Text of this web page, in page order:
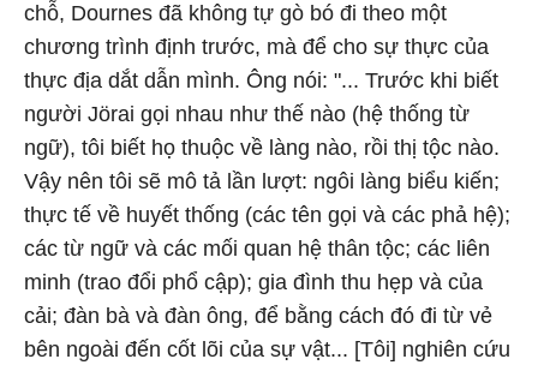
chỗ, Dournes đã không tự gò bó đi theo một
chương trình định trước, mà để cho sự thực của
thực địa dắt dẫn mình. Ông nói: "... Trước khi biết
người Jörai gọi nhau như thế nào (hệ thống từ
ngữ), tôi biết họ thuộc về làng nào, rồi thị tộc nào.
Vậy nên tôi sẽ mô tả lần lượt: ngôi làng biểu kiến;
thực tế về huyết thống (các tên gọi và các phả hệ);
các từ ngữ và các mối quan hệ thân tộc; các liên
minh (trao đổi phổ cập); gia đình thu hẹp và của
cải; đàn bà và đàn ông, để bằng cách đó đi từ vẻ
bên ngoài đến cốt lõi của sự vật... [Tôi] nghiên cứu